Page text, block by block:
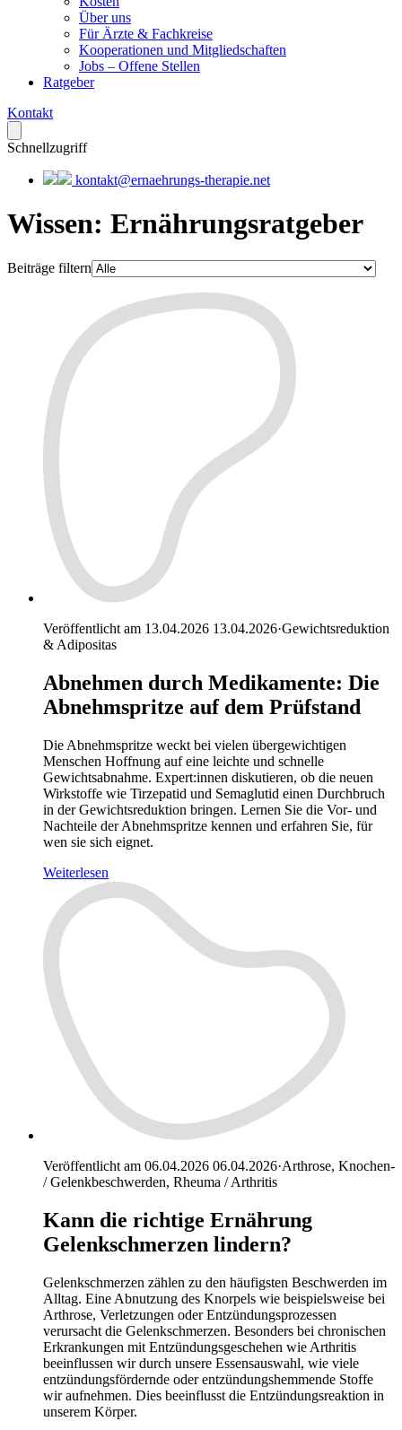
Über uns
Für Ärzte & Fachkreise
Kooperationen und Mitgliedschaften
Jobs – Offene Stellen
Ratgeber
Kontakt
Schnellzugriff
kontakt@ernaehrungs-therapie.net
Wissen: Ernährungsratgeber
Beiträge filtern
Veröffentlicht am 13.04.2026 13.04.2026·Gewichtsreduktion
& Adipositas
Abnehmen durch Medikamente: Die
Abnehmspritze auf dem Prüfstand
Die Abnehmspritze weckt bei vielen übergewichtigen
Menschen Hoffnung auf eine leichte und schnelle
Gewichtsabnahme. Expert:innen diskutieren, ob die neuen
Wirkstoffe wie Tirzepatid und Semaglutid einen Durchbruch
in der Gewichtsreduktion bringen. Lernen Sie die Vor- und
Nachteile der Abnehmspritze kennen und erfahren Sie, für
wen sie sich eignet.
Weiterlesen
Veröffentlicht am 06.04.2026 06.04.2026·Arthrose, Knochen-
/ Gelenkbeschwerden, Rheuma / Arthritis
Kann die richtige Ernährung
Gelenkschmerzen lindern?
Gelenkschmerzen zählen zu den häufigsten Beschwerden im
Alltag. Eine Abnutzung des Knorpels wie beispielsweise bei
Arthrose, Verletzungen oder Entzündungsprozessen
verursacht die Gelenkschmerzen. Besonders bei chronischen
Erkrankungen mit Entzündungsgeschehen wie Arthritis
beeinflussen wir durch unsere Essensauswahl, wie viele
entzündungsfördernde oder entzündungshemmende Stoffe
wir aufnehmen. Dies beeinflusst die Entzündungsreaktion in
unserem Körper.